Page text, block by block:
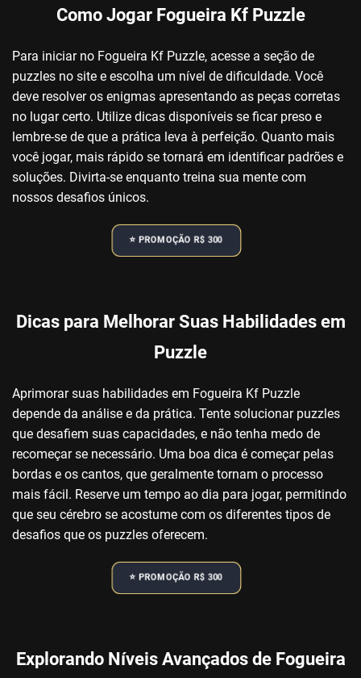
Como Jogar Fogueira Kf Puzzle
Para iniciar no Fogueira Kf Puzzle, acesse a seção de
puzzles no site e escolha um nível de dificuldade. Você
deve resolver os enigmas apresentando as peças corretas
no lugar certo. Utilize dicas disponíveis se ficar preso e
lembre-se de que a prática leva à perfeição. Quanto mais
você jogar, mais rápido se tornará em identificar padrões e
soluções. Divirta-se enquanto treina sua mente com
nossos desafios únicos.
⭐️ PROMOÇÃO R$ 300
Dicas para Melhorar Suas Habilidades em
Puzzle
Aprimorar suas habilidades em Fogueira Kf Puzzle
depende da análise e da prática. Tente solucionar puzzles
que desafiem suas capacidades, e não tenha medo de
recomeçar se necessário. Uma boa dica é começar pelas
bordas e os cantos, que geralmente tornam o processo
mais fácil. Reserve um tempo ao dia para jogar, permitindo
que seu cérebro se acostume com os diferentes tipos de
desafios que os puzzles oferecem.
⭐️ PROMOÇÃO R$ 300
Explorando Níveis Avançados de Fogueira